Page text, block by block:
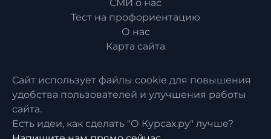
СМИ о нас
Тест на профориентацию
О нас
Карта сайта
Сайт использует файлы cookie для повышения
удобства пользователей и улучшения работы
сайта.
Есть идеи, как сделать "О Курсах.ру" лучше?